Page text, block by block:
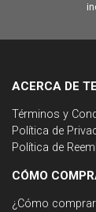
ACERCA DE
Términos y
Política de
Política de
CÓMO
¿Cómo